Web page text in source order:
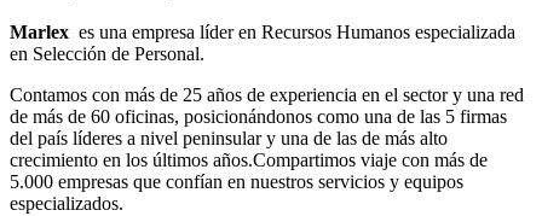
Marlex es una empresa líder en Recursos Humanos especializada
en Selección de Personal.
Contamos con más de 25 años de experiencia en el sector y una red
de más de 60 oficinas, posicionándonos como una de las 5 firmas
del país líderes a nivel peninsular y una de las de más alto
crecimiento en los últimos años.Compartimos viaje con más de
5.000 empresas que confían en nuestros servicios y equipos
especializados.